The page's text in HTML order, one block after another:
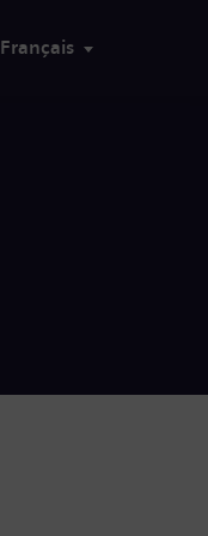
Français